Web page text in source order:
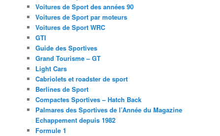
Voitures de Sport des années 90
Voitures de Sport par moteurs
Voitures de Sport WRC
GTI
Guide des Sportives
Grand Tourisme – GT
Light Cars
Cabriolets et roadster de sport
Berlines de Sport
Compactes Sportives – Hatch Back
Palmares des Sportives de l’Année du Magazine
Echappement depuis 1982
Formule 1